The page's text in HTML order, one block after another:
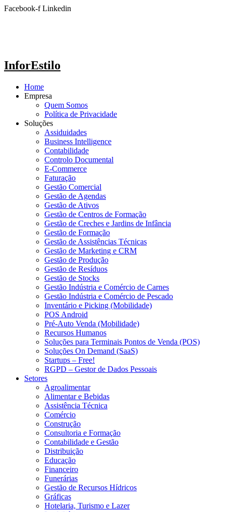
Ir
Facebook-f Linkedin
InforEstilo
Home
Empresa
Quem Somos
Política de Privacidade
Soluções
Assiduidades
Business Intelligence
Contabilidade
Controlo Documental
E-Commerce
Faturação
Gestão Comercial
Gestão de Agendas
Gestão de Ativos
Gestão de Centros de Formação
Gestão de Creches e Jardins de Infância
Gestão de Formação
Gestão de Assistências Técnicas
Gestão de Marketing e CRM
Gestão de Produção
Gestão de Resíduos
Gestão de Stocks
Gestão Indústria e Comércio de Carnes
Gestão Indústria e Comércio de Pescado
Inventário e Picking (Mobilidade)
POS Android
Pré-Auto Venda (Mobilidade)
Recursos Humanos
Soluções para Terminais Pontos de Venda (POS)
Soluções On Demand (SaaS)
Startups – Free!
RGPD – Gestor de Dados Pessoais
Setores
Agroalimentar
Alimentar e Bebidas
Assistência Técnica
Comércio
Construção
Consultoria e Formação
Contabilidade e Gestão
Distribuição
Educação
Financeiro
Funerárias
Gestão de Recursos Hídricos
Gráficas
Hotelaria, Turismo e Lazer